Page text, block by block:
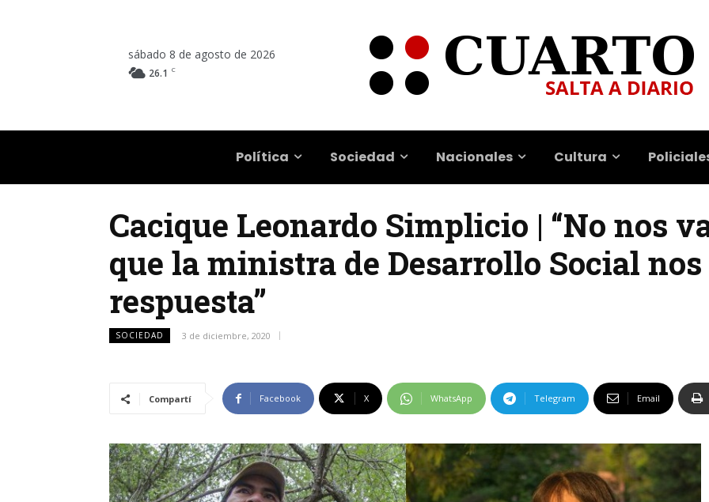
sábado 8 de agosto de 2026
26.1 C
Política Sociedad Nacionales Cultura
Cacique Leonardo Simplicio | “No nos
que la ministra de Desarrollo Social
respuesta”
SOCIEDAD 3 de diciembre, 2020
Compartí Facebook X WhatsApp Telegram Email